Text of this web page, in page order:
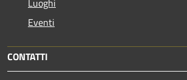
Luoghi
Eventi
CONTATTI